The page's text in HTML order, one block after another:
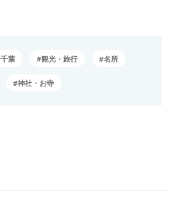
千葉 観光・旅行 名所
神社・お寺